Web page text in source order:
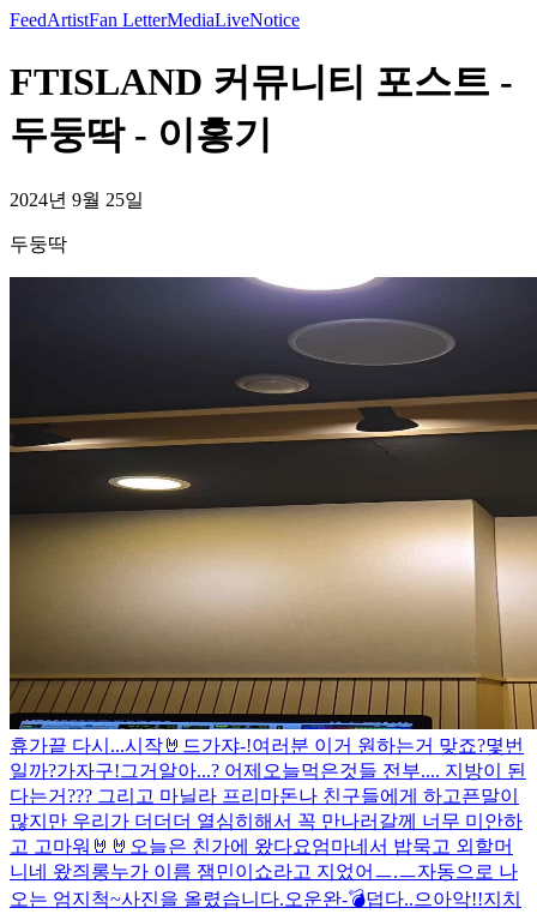
FeedArtistFan LetterMediaLiveNotice
FTISLAND 커뮤니티 포스트 -
두둥딱 - 이홍기
2024년 9월 25일
두둥딱
휴가끝 다시...시작🤘 드가쟈-!여러분 이거 원하는거 맞죠?몇번
일까?가자구!그거알아...? 어제오늘먹은것들 전부.... 지방이 된
다는거??? 그리고 마닐라 프리마돈나 친구들에게 하고픈말이
많지만 우리가 더더더 열심히해서 꼭 만나러갈께 너무 미안하
고 고마워🤘🤘 오늘은 친가에 왔다요엄마네서 밥묵고 외할머
니네 왔즤롱누가 이름 잼민이쇼라고 지었어ㅡ.ㅡ자동으로 나
오는 엄지척~사진을 올렸습니다.오운완-💣덥다..으아악!!지치